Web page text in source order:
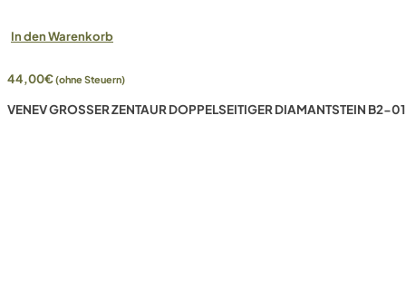
In den Warenkorb
44,00€(ohne Steuern)
VENEV GROSSER ZENTAUR DOPPELSEITIGER DIAMANTSTEIN B2-